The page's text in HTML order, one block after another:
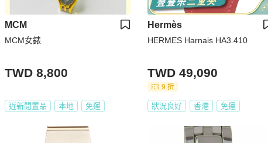
MCM
MCM女錶
TWD 8,800
近新閒置品 本地 免運
Hermès
HERMES Harnais HA3.410
TWD 49,090
9 折
狀況良好 香港 免運